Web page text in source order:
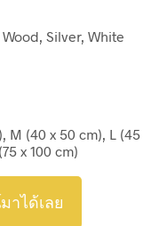
Silver, White
M (40 x 50 cm), L (45
x 100 cm)
าได้เลย